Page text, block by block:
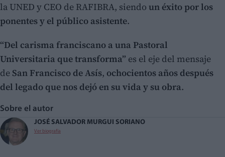
la UNED y CEO de RAFIBRA, siendo un éxito por los
ponentes y el público asistente.
“Del carisma franciscano a una Pastoral
Universitaria que transforma” es el eje del mensaje
de San Francisco de Asís, ochocientos años después
del legado que nos dejó en su vida y su obra.
Sobre el autor
JOSÉ SALVADOR MURGUI SORIANO
Ver biografía